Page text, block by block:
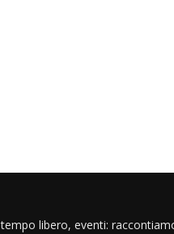
libero, eventi: